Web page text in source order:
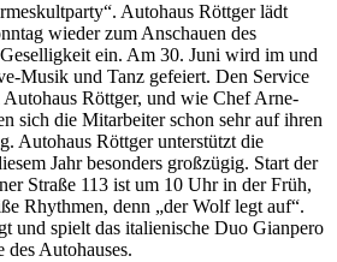
Autohaus Röttger lädt
wieder zum Anschauen des
ein. Am 30. Juni wird im und
Musik und Tanz gefeiert. Den Service
Röttger, und wie Chef Arne-
sich die Mitarbeiter schon sehr auf ihren
Autohaus Röttger unterstützt die
Jahr besonders großzügig. Start der
Straße 113 ist um 10 Uhr in der Früh,
Rhythmen, denn „der Wolf legt auf“.
und spielt das italienische Duo Gianpero
des Autohauses.